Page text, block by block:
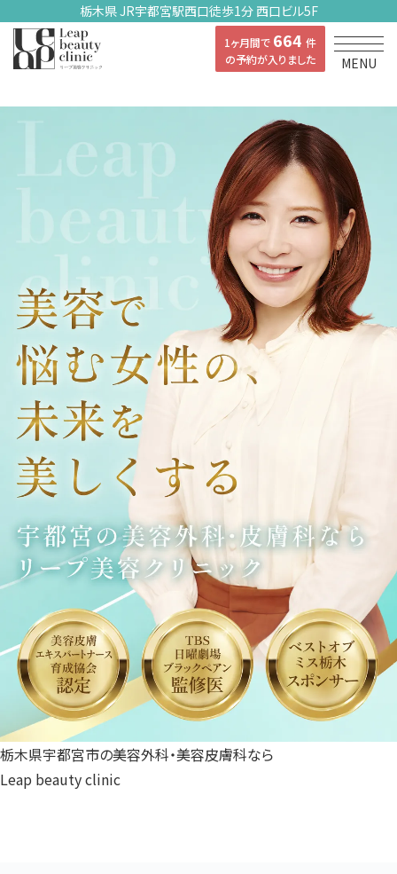
栃木県 JR宇都宮駅西口徒歩1分 西口ビル5F
1ヶ月間で 664 件
の予約が入りました
MENU
栃木県宇都宮市の美容外科・美容皮膚科なら
Leap beauty clinic